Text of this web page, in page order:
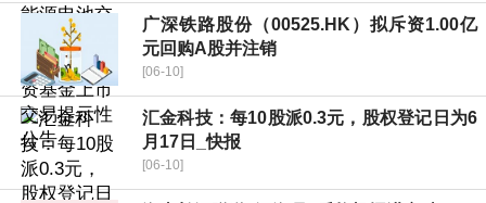
广深铁路股份（00525.HK）拟斥资1.00亿
元回购A股并注销
[06-10]
汇金科技：每10股派0.3元，股权登记日为6
月17日_快报
[06-10]